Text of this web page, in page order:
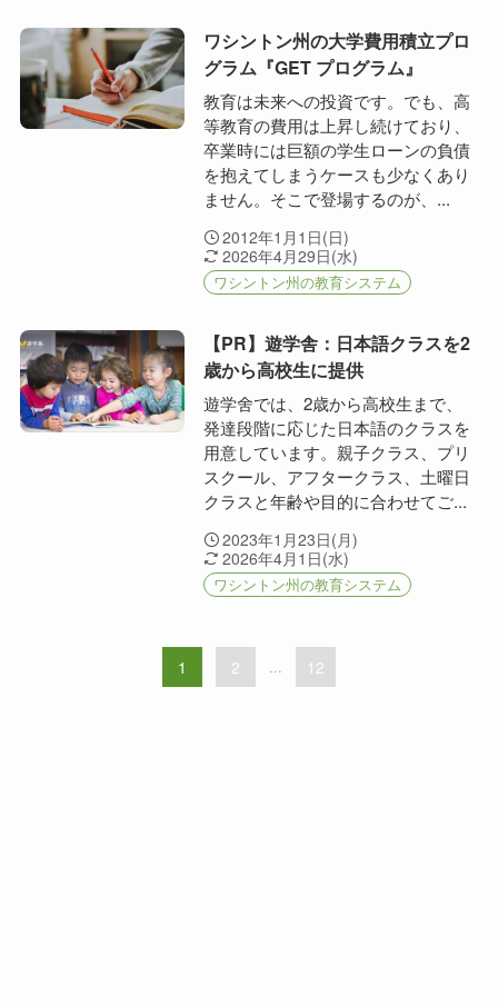
ワシントン州の大学費用積立プロ
グラム『GET プログラム』
教育は未来への投資です。でも、高
等教育の費用は上昇し続けており、
卒業時には巨額の学生ローンの負債
を抱えてしまうケースも少なくあり
ません。そこで登場するのが、...
2012年1月1日(日)
2026年4月29日(水)
ワシントン州の教育システム
【PR】遊学舎：日本語クラスを2
歳から高校生に提供
遊学舍では、2歳から高校生まで、
発達段階に応じた日本語のクラスを
用意しています。親子クラス、プリ
スクール、アフタークラス、土曜日
クラスと年齢や目的に合わせてご...
2023年1月23日(月)
2026年4月1日(水)
ワシントン州の教育システム
1 2 ... 12